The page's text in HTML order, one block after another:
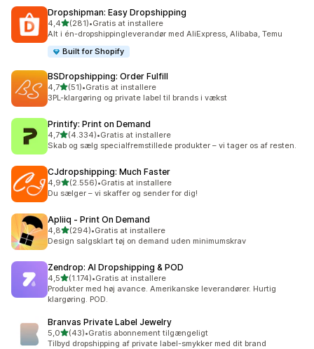
Dropshipman: Easy Dropshipping
4,4ud af 5 stjerner
(281)
281 anmeldelser i alt
•Gratis at installere
Alt i én-dropshippingleverandør med AliExpress, Alibaba, Temu
Built for Shopify
BSDropshipping: Order Fulfill
4,7ud af 5 stjerner
(51)
51 anmeldelser i alt
•Gratis at installere
3PL-klargøring og private label til brands i vækst
Printify: Print on Demand
4,7ud af 5 stjerner
(4.334)
4334 anmeldelser i alt
•Gratis at installere
Skab og sælg specialfremstillede produkter – vi tager os af resten.
CJdropshipping: Much Faster
4,9ud af 5 stjerner
(2.556)
2556 anmeldelser i alt
•Gratis at installere
Du sælger – vi skaffer og sender for dig!
Apliiq ‑ Print On Demand
4,8ud af 5 stjerner
(294)
294 anmeldelser i alt
•Gratis at installere
Design salgsklart tøj on demand uden minimumskrav
Zendrop: AI Dropshipping & POD
4,5ud af 5 stjerner
(1.174)
1174 anmeldelser i alt
•Gratis at installere
Produkter med høj avance. Amerikanske leverandører. Hurtig
klargøring. POD.
Branvas Private Label Jewelry
5,0ud af 5 stjerner
(43)
43 anmeldelser i alt
•Gratis abonnement tilgængeligt
Tilbyd dropshipping af private label-smykker med dit brand